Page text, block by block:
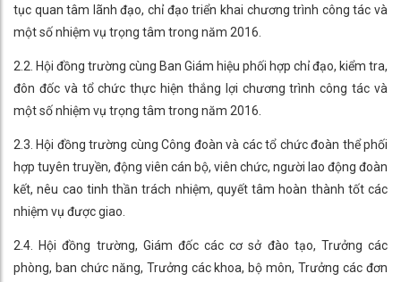
tục quan tâm lãnh đạo, chỉ đạo triển khai chương trình công tác và
một số nhiệm vụ trọng tâm trong năm 2016.
2.2. Hội đồng trường cùng Ban Giám hiệu phối hợp chỉ đạo, kiểm tra,
đôn đốc và tổ chức thực hiện thắng lợi chương trình công tác và
một số nhiệm vụ trọng tâm trong năm 2016.
2.3. Hội đồng trường cùng Công đoàn và các tổ chức đoàn thể phối
hợp tuyên truyền, động viên cán bộ, viên chức, người lao động đoàn
kết, nêu cao tinh thần trách nhiệm, quyết tâm hoàn thành tốt các
nhiệm vụ được giao.
2.4. Hội đồng trường, Giám đốc các cơ sở đào tạo, Trưởng các
phòng, ban chức năng, Trưởng các khoa, bộ môn, Trưởng các đơn